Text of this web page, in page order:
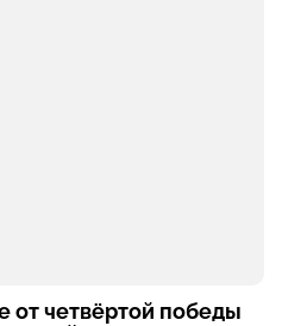
от четвёртой победы